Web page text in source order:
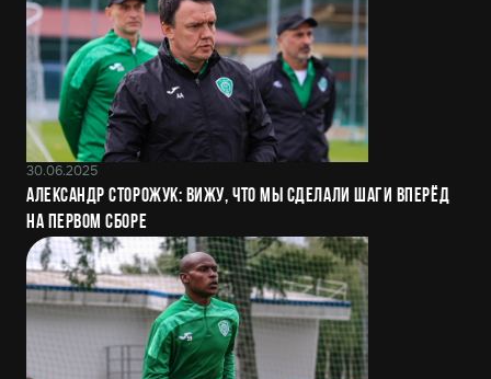
30.06.2025
Александр Сторожук: Вижу, что мы сделали шаги вперёд
на первом сборе